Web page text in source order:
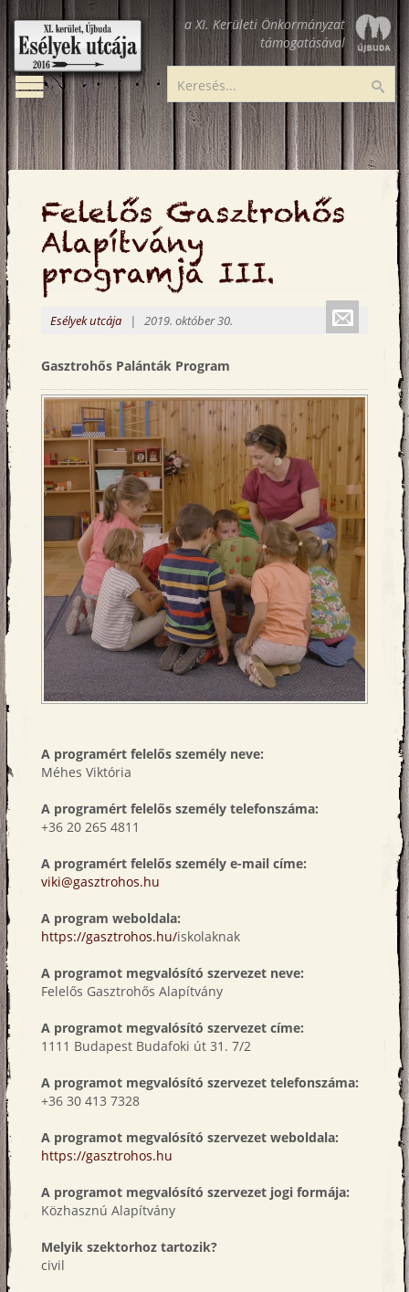
Ugrás
tartalomra
Esélyek
utcája
a XI. Kerületi Önkormányzat
támogatásával
Toggle
navigation
Felelős Gasztrohős
Alapítvány
programja III.
Esélyek utcája | 2019. október 30.
Gasztrohős Palánták Program
A programért felelős személy neve:
Méhes Viktória
A programért felelős személy telefonszáma:
+36 20 265 4811
A programért felelős személy e-mail címe:
viki@gasztrohos.hu
A program weboldala:
https://gasztrohos.hu/iskolaknak
A programot megvalósító szervezet neve:
Felelős Gasztrohős Alapítvány
A programot megvalósító szervezet címe:
1111 Budapest Budafoki út 31. 7/2
A programot megvalósító szervezet telefonszáma:
+36 30 413 7328
A programot megvalósító szervezet weboldala:
https://gasztrohos.hu
A programot megvalósító szervezet jogi formája:
Közhasznú Alapítvány
Melyik szektorhoz tartozik?
civil